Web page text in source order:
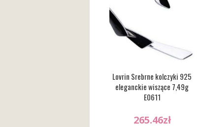
Lovrin Srebrne kolczyki 925
eleganckie wiszące 7,49g
E0611
265.46zł